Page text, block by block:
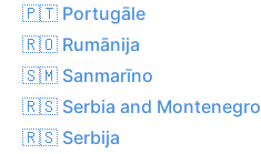
🇵🇹 Portugāle
🇷🇴 Rumānija
🇸🇲 Sanmarīno
🇷🇸 Serbia and Montenegro
🇷🇸 Serbija